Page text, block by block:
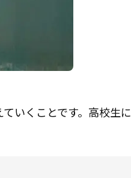
いくことです。高校生に